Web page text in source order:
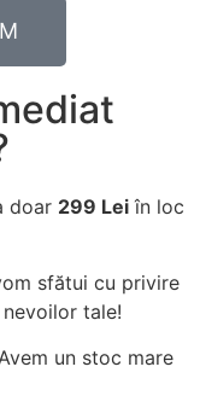
doar 299 Lei în loc
sfătui cu privire
tale!
Avem un stoc mare